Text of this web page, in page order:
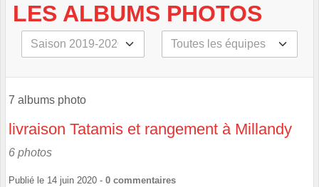
LES ALBUMS PHOTOS
7 albums photo
livraison Tatamis et rangement à Millandy
6 photos
Publié le 14 juin 2020 - 0 commentaires